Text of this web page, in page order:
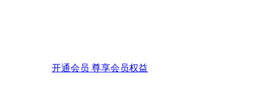
开通会员 尊享会员权益